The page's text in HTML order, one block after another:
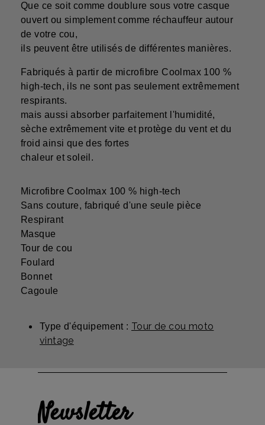
Que ce soit comme doublure sous votre casque
ouvert ou simplement comme réchauffeur autour
de votre cou,
ils peuvent être utilisés de différentes manières.
Fabriqués à partir de microfibre Coolmax 100 %
high-tech, ils ne sont pas seulement extrêmement
respirants.
mais aussi absorber parfaitement l'humidité,
sèche extrêmement vite et protège du vent et du
froid ainsi que des fortes
chaleur et soleil.
Microfibre Coolmax 100 % high-tech
Sans couture, fabriqué d'une seule pièce
Respirant
Masque
Tour de cou
Foulard
Bonnet
Cagoule
Type d'équipement : Tour de cou moto
vintage
Newsletter